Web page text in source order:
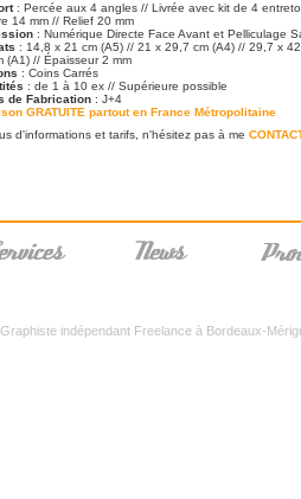
: Percée aux 4 angles // Livrée avec kit de 4
14 mm // Relief 20 mm
: Numérique Directe Face Avant et Pelliculage
: 14,8 x 21 cm (A5) // 21 x 29,7 cm (A4) // 29,7 x
(A1) // Épaisseur 2 mm
: Coins Carrés
: de 1 à 10 ex // Supérieure possible
de Fabrication : J+4
GRATUITE partout en France Métropolitaine
d'informations et tarifs, n'hésitez pas à me
indépendant Freelance à Bordeaux-